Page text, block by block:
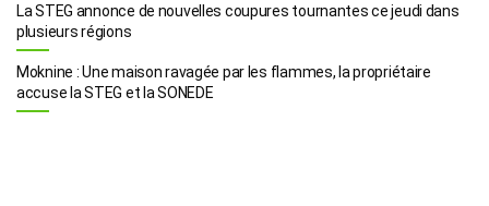
La STEG annonce de nouvelles coupures tournantes ce jeudi dans
plusieurs régions
Moknine : Une maison ravagée par les flammes, la propriétaire
accuse la STEG et la SONEDE